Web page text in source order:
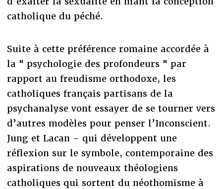
catholique du péché.
Suite à cette préférence romaine accordée à
la " psychologie des profondeurs " par
rapport au freudisme orthodoxe, les
catholiques français partisans de la
psychanalyse vont essayer de se tourner vers
d’autres modèles pour penser l’Inconscient.
Jung et Lacan – qui développent une
réflexion sur le symbole, contemporaine des
aspirations de nouveaux théologiens
catholiques qui sortent du néothomisme à